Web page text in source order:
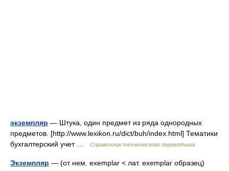
экземпляр — Штука, один предмет из ряда однородных
предметов. [http://www.lexikon.ru/dict/buh/index.html] Тематики
бухгалтерский учет …
Справочник технического переводчика
Экземпляр — (от нем. exemplar < лат. exemplar образец)